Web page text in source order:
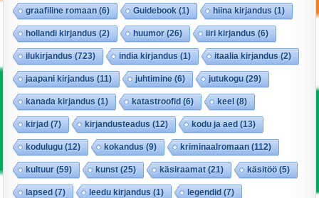
graafiline romaan (6) Guidebook (1) hiina kirjandus (1)
hollandi kirjandus (2) huumor(26) iiri kirjandus (6)
ilukirjandus (723) india kirjandus (1) itaalia kirjandus (2)
jaapani kirjandus (11) juhtimine (6) jutukogu (29)
kanada kirjandus (1) katastroofid (6) keel (8)
kirjad (7) kirjandusteadus (12) kodu ja aed (13)
kodulugu (12) kokandus (9) kriminaalromaan (112)
kultuur(59) kunst(25) käsiraamat(21) käsitöö (5)
lapsed (7) leedu kirjandus (1) legendid (7)